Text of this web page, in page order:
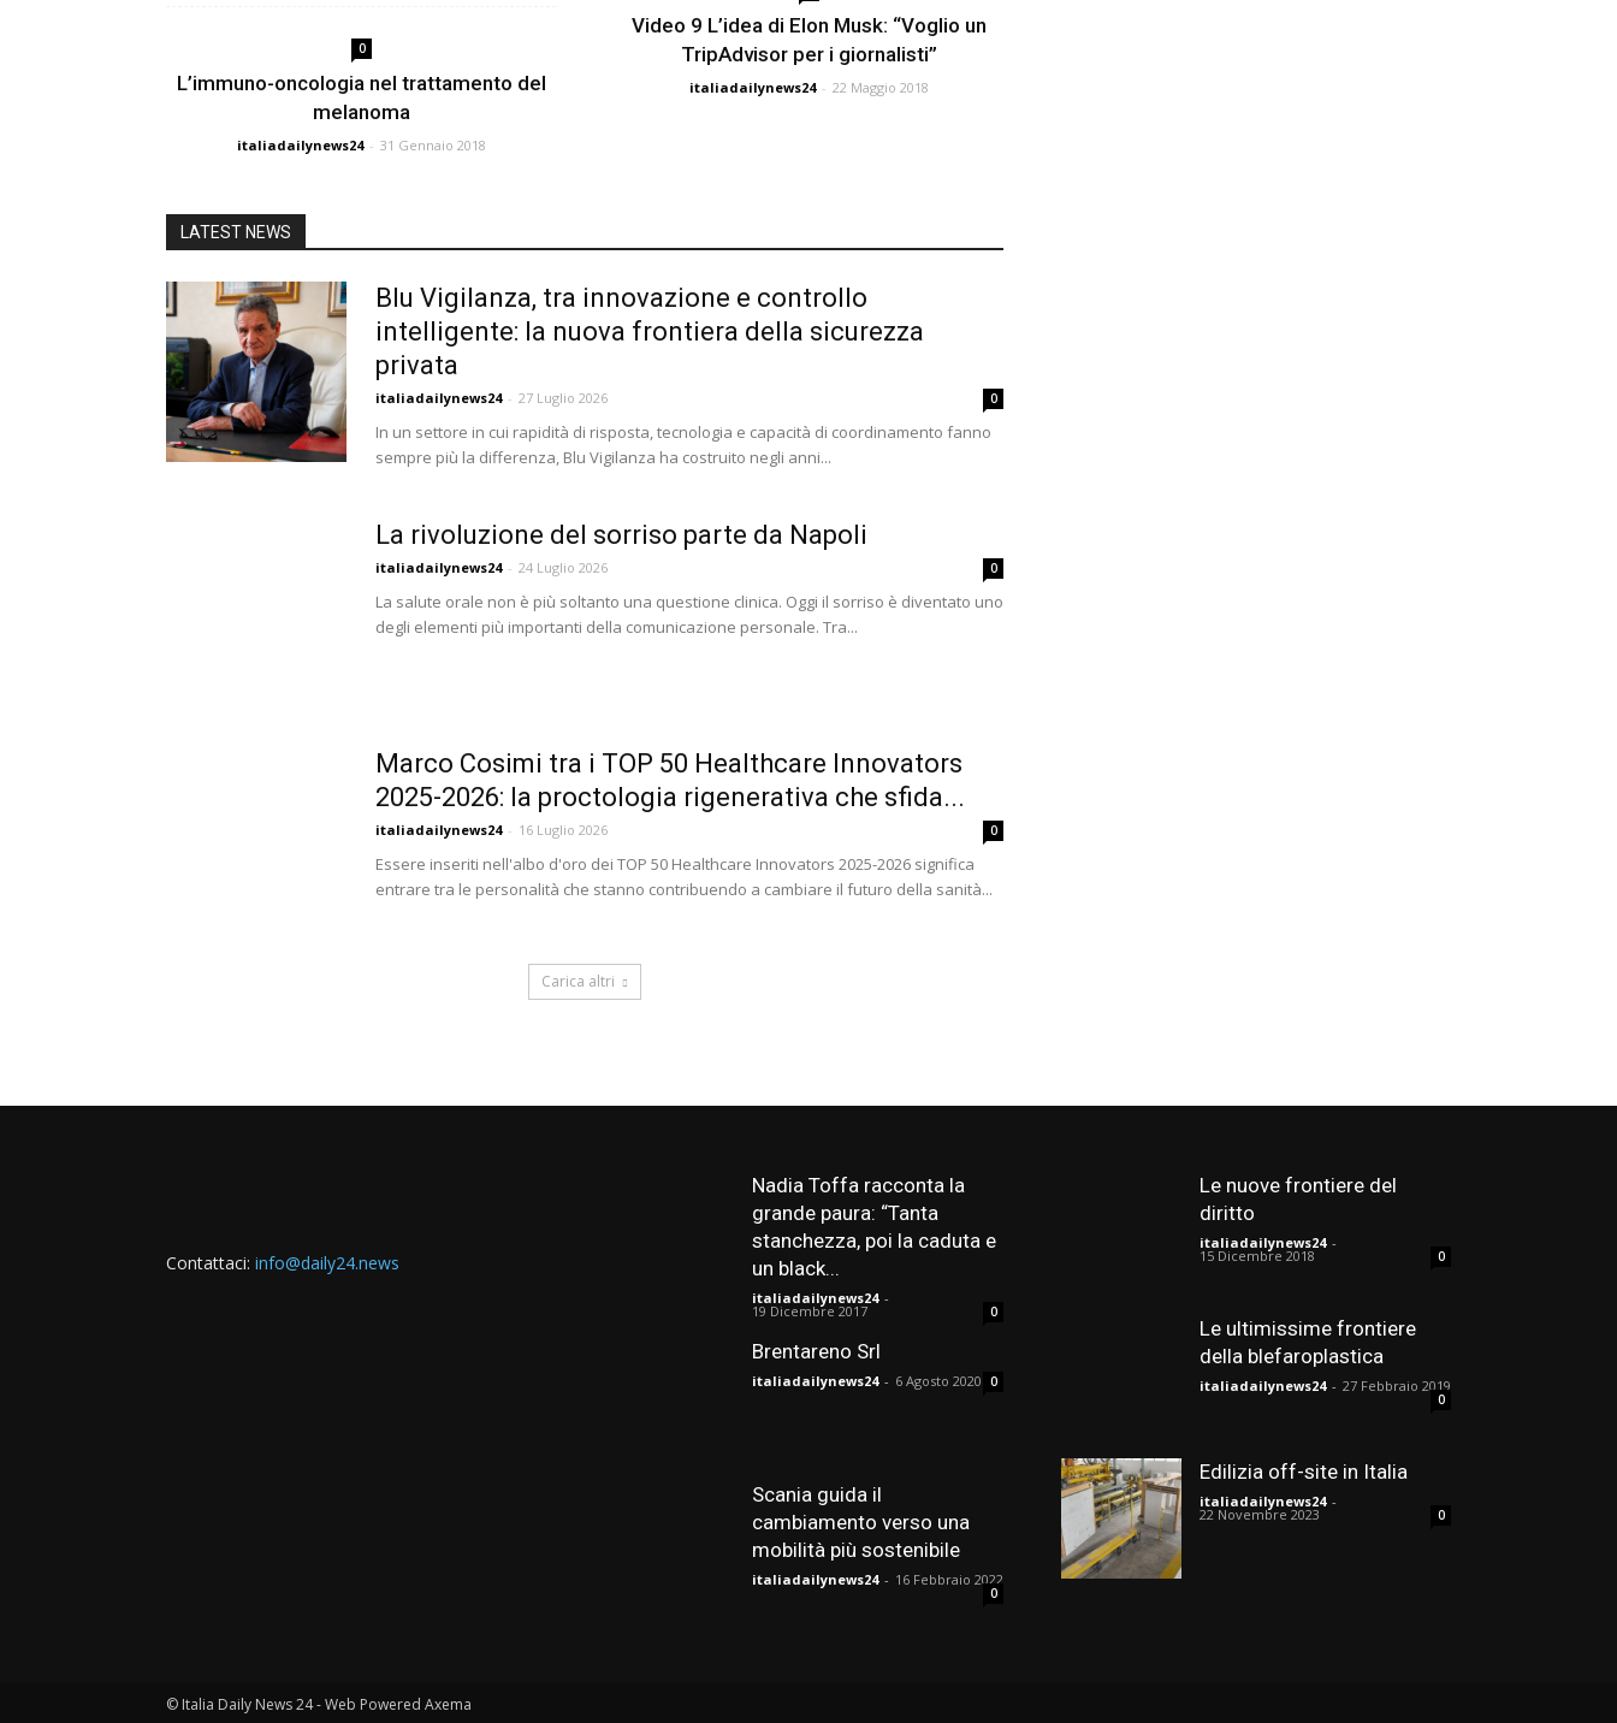
0
L’immuno-oncologia nel trattamento del
melanoma
italiadailynews24 - 31 Gennaio 2018
Video 9 L’idea di Elon Musk: “Voglio un
TripAdvisor per i giornalisti”
italiadailynews24 - 22 Maggio 2018
LATEST NEWS
Blu Vigilanza, tra innovazione e controllo
intelligente: la nuova frontiera della sicurezza
privata
italiadailynews24 - 27 Luglio 2026 0
In un settore in cui rapidità di risposta, tecnologia e capacità di coordinamento fanno
sempre più la differenza, Blu Vigilanza ha costruito negli anni...
La rivoluzione del sorriso parte da Napoli
italiadailynews24 - 24 Luglio 2026 0
La salute orale non è più soltanto una questione clinica. Oggi il sorriso è diventato uno
degli elementi più importanti della comunicazione personale. Tra...
Marco Cosimi tra i TOP 50 Healthcare Innovators
2025-2026: la proctologia rigenerativa che sfida...
italiadailynews24 - 16 Luglio 2026 0
Essere inseriti nell'albo d'oro dei TOP 50 Healthcare Innovators 2025-2026 significa
entrare tra le personalità che stanno contribuendo a cambiare il futuro della sanità...
Carica altri
Contattaci: info@daily24.news
Nadia Toffa racconta la
grande paura: “Tanta
stanchezza, poi la caduta e
un black...
italiadailynews24 -
19 Dicembre 2017 0
Brentareno Srl
italiadailynews24 - 6 Agosto 2020 0
Scania guida il
cambiamento verso una
mobilità più sostenibile
italiadailynews24 - 16 Febbraio 2022
0
Le nuove frontiere del
diritto
italiadailynews24 -
15 Dicembre 2018 0
Le ultimissime frontiere
della blefaroplastica
italiadailynews24 - 27 Febbraio 2019
0
Edilizia off-site in Italia
italiadailynews24 -
22 Novembre 2023 0
© Italia Daily News 24 - Web Powered Axema